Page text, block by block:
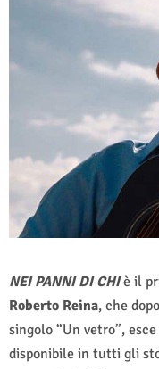
NEI PANNI DI CHIè il
Roberto Reina, che
singolo “Un vetro”,
disponibile in tutti gli